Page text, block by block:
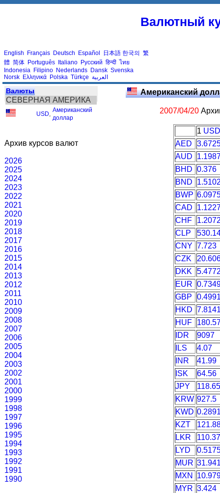
Валютный
English Français Deutsch Español 日本語 한국의 繁
體 简体 Português Italiano Русский हिन्दी ไทย
Indonesia Filipino Nederlands Dansk Svenska
Norsk Ελληνικά Polska Türkçe العربية
Валюты
СЕВЕРНАЯ АМЕРИКА
USD
Американский
доллар
Архив курсов валют
2026
2025
2024
2023
2022
2021
2020
2019
2018
2017
2016
2015
2014
2013
2012
2011
2010
2009
2008
2007
2006
2005
2004
2003
2002
2001
2000
1999
1998
1997
1996
1995
1994
1993
1992
1991
1990
Американский
2007/04/20
1
AED
AUD
BHD
0.376
BND
BWP
CAD
CHF
CLP
CNY
7.723
CZK
DKK
EUR
GBP
HKD
HUF
IDR
9097
ILS
4.07
INR
41.99
ISK
64.56
JPY
KRW 927.5
KWD
KZT
LKR
LYD
MUR
MXN
MYR 3.424